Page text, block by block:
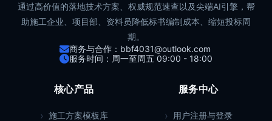
通过高价值的落地技术方案、权威规范速查以及尖端AI引擎，帮
助施工企业、项目部、资料员降低标书编制成本、缩短投标周
期。
商务与合作：bbf4031@outlook.com
服务时间：周一至周五 09:00 - 18:00
核心产品
施工方案模板库
服务中心
用户注册与登录